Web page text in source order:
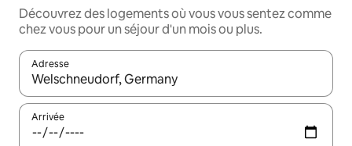
Découvrez des logements où vous vous sentez comme
chez vous pour un séjour d'un mois ou plus.
Adresse
Lorsque les résultats s'affichent, utilisez les flèches vers le
Arrivée